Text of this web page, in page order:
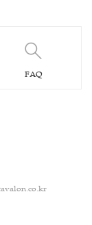
FAQ